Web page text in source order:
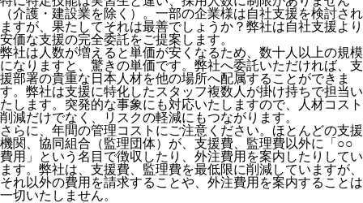
（介護・建設業を除く）。一部の企業様は自社支援を検討され
ますが、果たしてそれは最善でしょうか？弊社は自社支援より
安価な支援の完全委託をご提案します。
弊社は人数が増えると単価が安くなるため、数十人以上の規模
になりますと、驚きの単価です。弊社へ委託いただければ、支
援部署の貴重な日本人材を他の場所へ配属することができま
す。弊社は支援に特化したスタッフ複数人が掛け持ちで担当い
たします。突発的な事象にも対応いたしますので、人材コスト
削減だけでなく、リスクの軽減にもつながります。
さらに、年間の管理コストにご注意ください。ほとんどの支援
機関、協同組合（監理団体）が、支援費、監理費以外に「○○
費用」という名目で徴収したり、外注費用を案内したりしてい
ます。弊社は、支援費、監理費を最低限に削減していますが、
それ以外の費用を請求することや、外注費用を案内することは
一切いたしません。